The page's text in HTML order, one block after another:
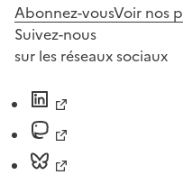
Abonnez-vousVoir nos
Suivez-nous
sur les réseaux sociaux